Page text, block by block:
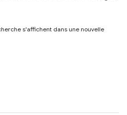
s'affichent dans une nouvelle